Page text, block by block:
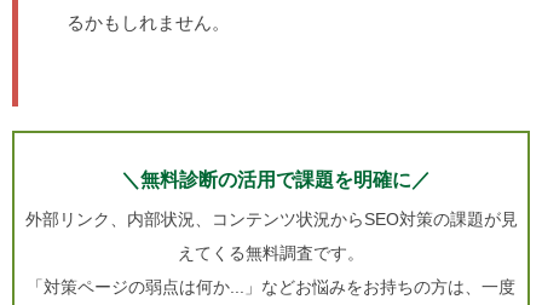
るかもしれません。
＼無料診断の活用で課題を明確に／
外部リンク、内部状況、コンテンツ状況からSEO対策の課題が見
えてくる無料調査です。
「対策ページの弱点は何か...」などお悩みをお持ちの方は、一度